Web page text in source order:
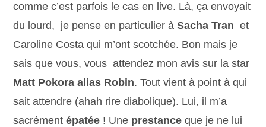
comme c’est parfois le cas en live. Là, ça envoyait
du lourd, je pense en particulier àSacha Tran et
Caroline Costa qui m’ont scotchée. Bon mais je
sais que vous, vous attendez mon avis sur la star
Matt Pokora alias Robin. Tout vient à point à qui
sait attendre (ahah rire diabolique). Lui, il m’a
sacrémentépatée ! Une prestance que je ne lui